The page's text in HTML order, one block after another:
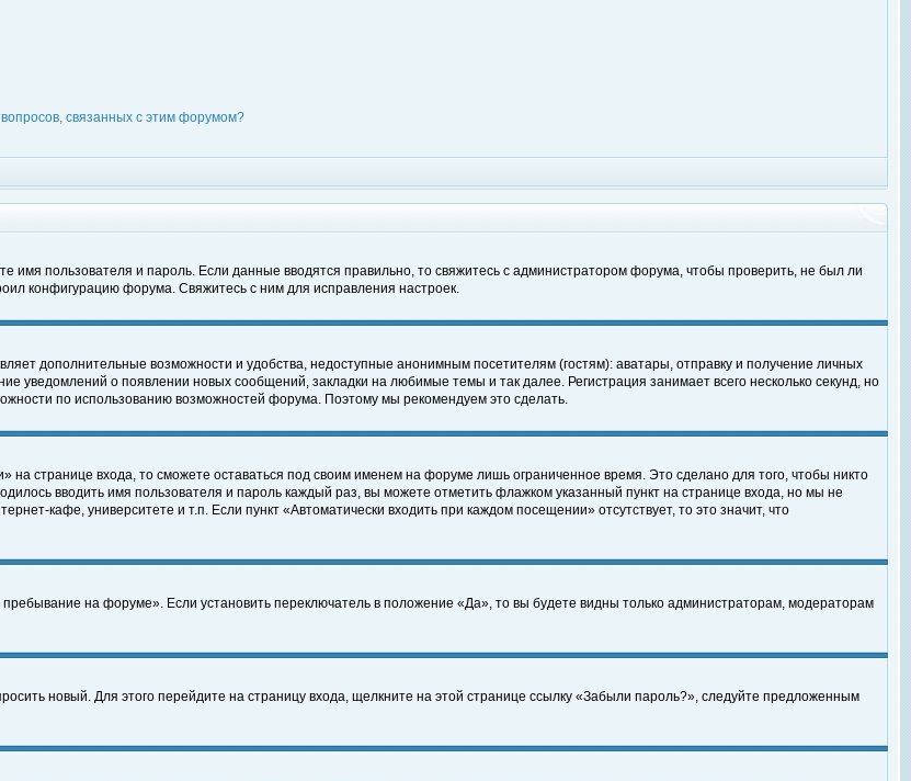
связанных с этим форумом?
имя пользователя и пароль. Если данные вводятся правильно, то свяжитесь с администратором форума, чтобы проверить, не был ли
конфигурацию форума. Свяжитесь с ним для исправления настроек.
дополнительные возможности и удобства, недоступные анонимным посетителям (гостям): аватары, отправку и получение личных
уведомлений о появлении новых сообщений, закладки на любимые темы и так далее. Регистрация занимает всего несколько секунд, но
по использованию возможностей форума. Поэтому мы рекомендуем это сделать.
странице входа, то сможете оставаться под своим именем на форуме лишь ограниченное время. Это сделано для того, чтобы никто
вводить имя пользователя и пароль каждый раз, вы можете отметить флажком указанный пункт на странице входа, но мы не
кафе, университете и т.п. Если пункт «Автоматически входить при каждом посещении» отсутствует, то это значит, что
на форуме». Если установить переключатель в положение «Да», то вы будете видны только администраторам, модераторам
новый. Для этого перейдите на страницу входа, щелкните на этой странице ссылку «Забыли пароль?», следуйте предложенным